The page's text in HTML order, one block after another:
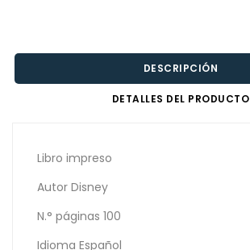
DESCRIPCIÓN
DETALLES DEL PRODUCTO
Libro impreso
Autor Disney
N.° páginas 100
Idioma Español